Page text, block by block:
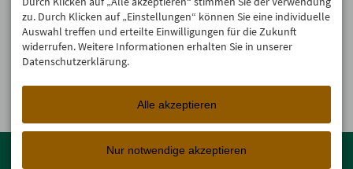
Urlaubsunterkünften von der Berghütte bis zum 4-Sterne Superior
zu. Durch Klicken auf „Einstellungen“ können Sie eine individuelle
Auswahl treffen und erteilte Einwilligungen für die Zukunft
widerrufen. Weitere Informationen erhalten Sie in unserer
Datenschutzerklärung.
Alle akzeptieren
Nur notwendige akzeptieren